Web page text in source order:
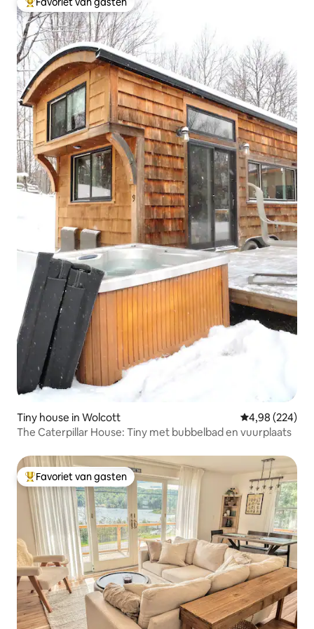
Topfavoriet van gasten
Tiny house in Wolcott Gemiddelde
4,98 (224)
The Caterpillar House: Tiny met bubbelbad en vuurplaats
Topfavoriet van gasten
Favoriet van gasten